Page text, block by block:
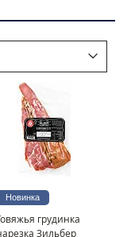
Новинка
грудинка
Зильбер